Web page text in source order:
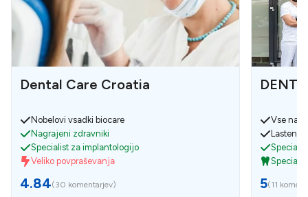
Dental Care Croatia
Nobelovi vsadki biocare
Nagrajeni zdravniki
Specialist za implantologijo
Veliko povpraševanja
4.84(30 komentarjev)
Vse na
Lasten
5(11